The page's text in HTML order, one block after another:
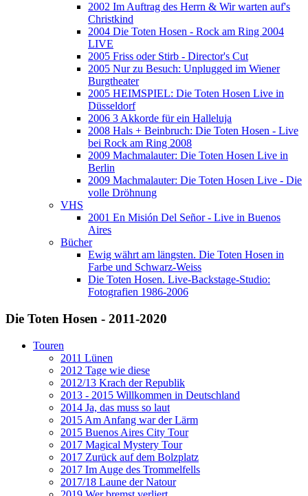
2002 Im Auftrag des Herrn & Wir warten auf's
Christkind
2004 Die Toten Hosen - Rock am Ring 2004
LIVE
2005 Friss oder Stirb - Director's Cut
2005 Nur zu Besuch: Unplugged im Wiener
Burgtheater
2005 HEIMSPIEL: Die Toten Hosen Live in
Düsseldorf
2006 3 Akkorde für ein Halleluja
2008 Hals + Beinbruch: Die Toten Hosen - Live
bei Rock am Ring 2008
2009 Machmalauter: Die Toten Hosen Live in
Berlin
2009 Machmalauter: Die Toten Hosen Live - Die
volle Dröhnung
VHS
2001 En Misión Del Señor - Live in Buenos
Aires
Bücher
Ewig währt am längsten. Die Toten Hosen in
Farbe und Schwarz-Weiss
Die Toten Hosen. Live-Backstage-Studio:
Fotografien 1986-2006
Die Toten Hosen - 2011-2020
Touren
2011 Lünen
2012 Tage wie diese
2012/13 Krach der Republik
2013 - 2015 Willkommen in Deutschland
2014 Ja, das muss so laut
2015 Am Anfang war der Lärm
2015 Buenos Aires City Tour
2017 Magical Mystery Tour
2017 Zurück auf dem Bolzplatz
2017 Im Auge des Trommelfells
2017/18 Laune der Natour